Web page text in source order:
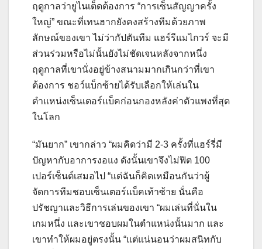
ฤดูกาลว่ายูไนเต็ดต้องการ “การเซ็นสัญญาครั้ง
ใหญ่” ขณะที่เทนฮากยังคงสร้างทีมด้วยภาพ
ลักษณ์ของเขา ไม่ว่ากัปตันทีม แฮร์รีแมไกวร์ จะมี
ส่วนร่วมหรือไม่นั้นยังไม่ชัดเจนหลังจากหนึ่ง
ฤดูกาลที่เขานั่งอยู่ข้างสนามมากเกินกว่าที่เขา
ต้องการ ชอว์แบ็กซ้ายได้รับเลือกให้เล่นใน
ตำแหน่งเซ็นเตอร์แบ็คก่อนกองหลังค่าตัวแพงที่สุด
ในโลก
“มันยาก” เขากล่าว “ผมคิดว่ามี 2-3 ครั้งที่แฮร์รี่มี
ปัญหากับอาการงอแง ดังนั้นเขาจึงไม่ฟิต 100
เปอร์เซ็นต์เสมอไป “แต่ฉันก็คิดเหมือนกันว่าผู้
จัดการทีมชอบเซ็นเตอร์แบ็คเท้าซ้าย นั่นคือ
ปรัชญาและวิธีการเล่นของเขา “ผมเล่นที่นั่นใน
เกมหนึ่ง และเขาชอบผมในตำแหน่งนั้นมาก และ
เขาทำให้ผมอยู่ตรงนั้น “แต่แน่นอนว่าผมสนิทกับ